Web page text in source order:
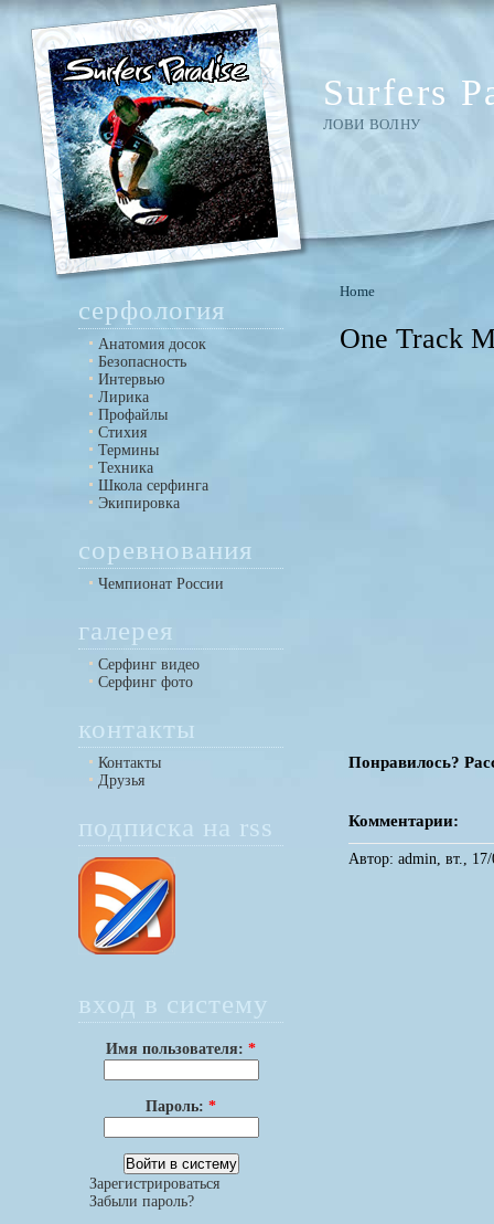
Surfers
ЛОВИ ВОЛНУ
серфология
Анатомия досок
Безопасность
Интервью
Лирика
Профайлы
Стихия
Термины
Техника
Школа серфинга
Экипировка
соревнования
Чемпионат России
галерея
Серфинг видео
Серфинг фото
контакты
Контакты
Друзья
подписка на rss
вход в систему
Имя пользователя:*
Пароль:*
Зарегистрироваться
Забыли пароль?
Home
One Track
Понравилось?
Комментарии:
Автор: admin, вт.,